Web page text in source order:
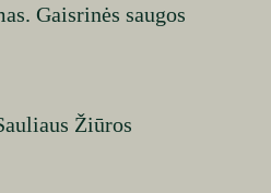
Gaisrinės saugos